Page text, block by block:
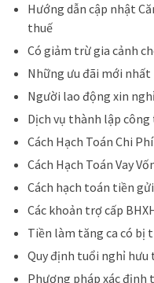
Hướng dẫn cập nhật
thuế
Có giảm trừ gia cảnh
Những ưu đãi mới
Người lao động xin
Dịch vụ thành lập công
Cách Hạch Toán Chi
Cách Hạch Toán Vay
Cách hạch toán tiền
Các khoản trợ cấp
Tiền làm tăng ca có bị
Quy định tuổi nghỉ hưu
Phương pháp xác định